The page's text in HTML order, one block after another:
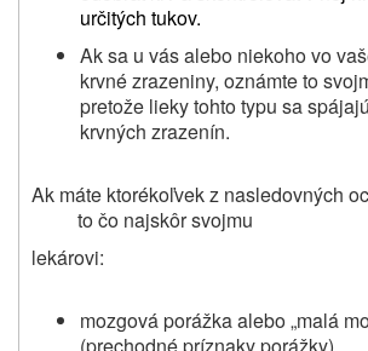
určitých tukov.
Ak sa u vás alebo niekoho vo
krvné zrazeniny, oznámte to
pretože lieky tohto typu sa
krvných zrazenín.
Ak máte ktorékoľvek z nasledovných
to čo najskôr svojmu
lekárovi:
mozgová porážka alebo „malá